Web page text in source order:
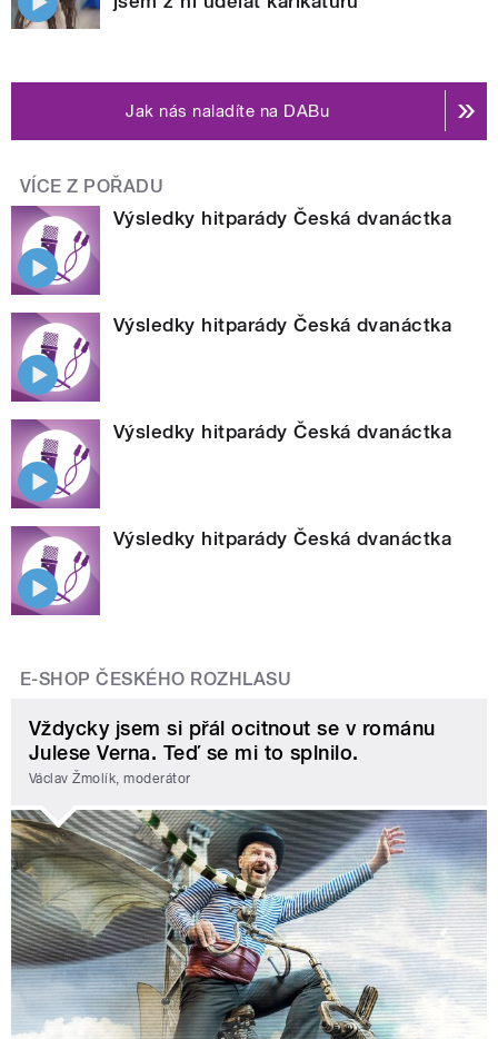
Jak nás naladíte na DABu
VÍCE Z POŘADU
Výsledky hitparády Česká dvanáctka
Výsledky hitparády Česká dvanáctka
Výsledky hitparády Česká dvanáctka
Výsledky hitparády Česká dvanáctka
E-SHOP ČESKÉHO ROZHLASU
Vždycky jsem si přál ocitnout se v románu
Julese Verna. Teď se mi to splnilo.
Václav Žmolík, moderátor